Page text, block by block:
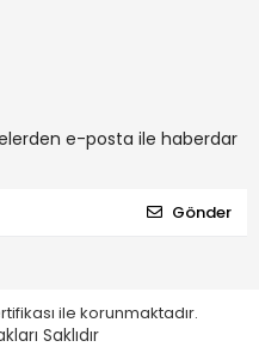
e-posta ile haberdar
Gönder
ile korunmaktadır.
Saklıdır